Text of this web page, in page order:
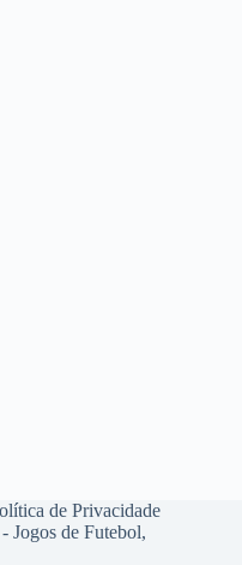
de Privacidade
Jogos de Futebol,